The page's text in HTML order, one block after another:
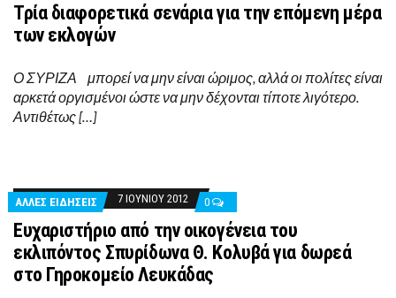
Τρία διαφορετικά σενάρια για την επόμενη μέρα
των εκλογών
Ο ΣΥΡΙΖΑ μπορεί να μην είναι ώριμος, αλλά οι πολίτες είναι
αρκετά οργισμένοι ώστε να μην δέχονται τίποτε λιγότερο.
Αντιθέτως […]
ΑΛΛΕΣ ΕΙΔΗΣΕΙΣ 7 ΙΟΥΝΊΟΥ 2012 0
Ευχαριστήριο από την οικογένεια του
εκλιπόντος Σπυρίδωνα Θ. Κολυβά για δωρεά
στο Γηροκομείο Λευκάδας